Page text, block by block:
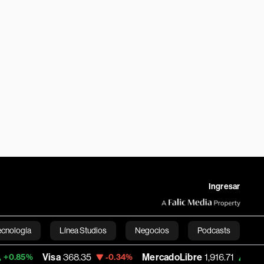
Ingresar
Línea Studios Negocios Podcasts
English
Visa 368.35 -0.34% MercadoLibre 1,916.71 +1.41%